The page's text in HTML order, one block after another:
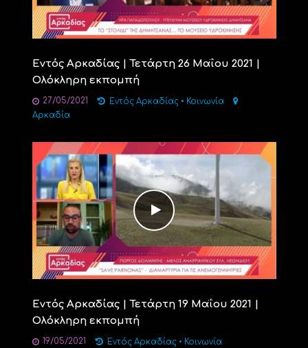
Εντός Αρκαδίας | Τετάρτη 26 Μαΐου 2021 |
Ολόκληρη εκπομπή
27/05/2021 Εντός Αρκαδίας • Κοινωνία
Αρκαδία
Εντός Αρκαδίας | Τετάρτη 19 Μαΐου 2021 |
Ολόκληρη εκπομπή
19/05/2021 Εντός Αρκαδίας • Κοινωνία